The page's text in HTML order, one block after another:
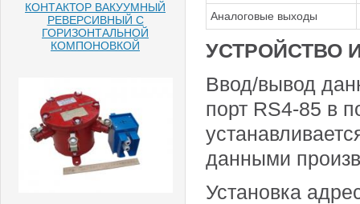
КОНТАКТОР ВАКУУМНЫЙ
РЕВЕРСИВНЫЙ С
ГОРИЗОНТАЛЬНОЙ
КОМПОНОВКОЙ
Аналоговые выходы
УСТРОЙСТВО
Ввод/вывод
порт RS4-85 в
данными
Установка